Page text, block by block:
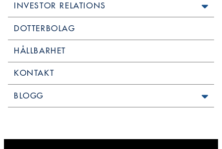
INVESTOR RELATIONS
DOTTERBOLAG
HÅLLBARHET
KONTAKT
BLOGG